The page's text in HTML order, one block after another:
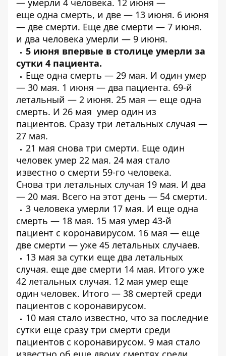
— умерли 4 человека. 12 июня —
еще одна смерть, и две — 13 июня. 6 июня
— две смерти. Еще две смерти — 7 июня.
и два человека умерли — 9 июня.
5 июня впервые в столице умерли за
сутки 4 пациента.
Еще одна смерть — 29 мая. И один умер
— 30 мая. 1 июня — два пациента. 69-й
летальный — 2 июня. 25 мая — еще одна
смерть. И 26 мая умер один из
пациентов. Сразу три летальных случая —
27 мая.
21 мая снова три смерти. Еще один
человек умер 22 мая. 24 мая стало
известно о смерти 59-го человека.
Снова три летальных случая 19 мая. И два
— 20 мая. Всего на этот день — 54 смерти.
3 человека умерли 17 мая. И еще одна
смерть — 18 мая. 15 мая умер 43-й
пациент с коронавирусом. 16 мая — еще
две смерти — уже 45 летальных случаев.
13 мая за сутки еще два летальных
случая. еще две смерти 14 мая. Итого уже
42 летальных случая. 12 мая умер еще
один человек. Итого — 38 смертей среди
пациентов с коронавирусом.
10 мая стало известно, что за последние
сутки еще сразу три смерти среди
пациентов с коронавирусом. 9 мая стало